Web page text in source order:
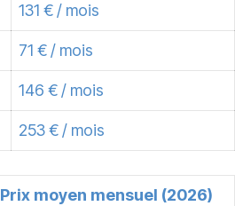
131 € / mois
71 € / mois
146 € / mois
253 € / mois
Prix moyen mensuel (2026)